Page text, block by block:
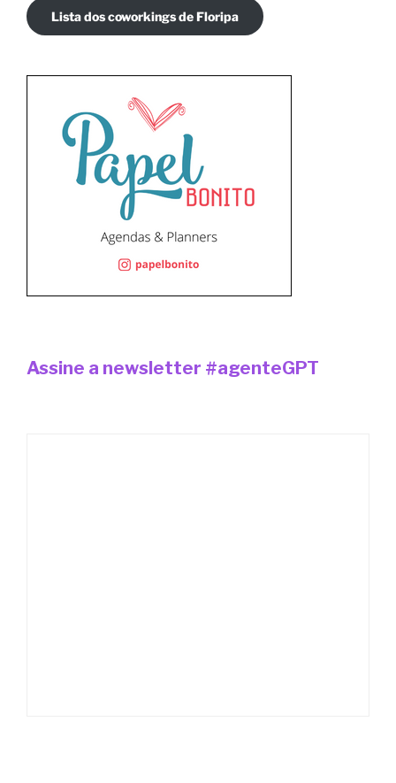
Lista dos coworkings de Floripa
Assine a newsletter #agenteGPT